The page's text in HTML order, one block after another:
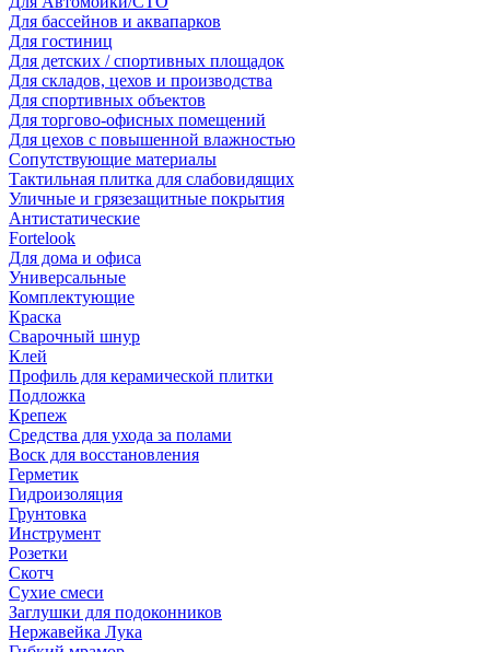
Для бассейнов и аквапарков
Для гостиниц
Для детских / спортивных площадок
Для складов, цехов и производства
Для спортивных объектов
Для торгово-офисных помещений
Для цехов с повышенной влажностью
Сопутствующие материалы
Тактильная плитка для слабовидящих
Уличные и грязезащитные покрытия
Антистатические
Fortelook
Для дома и офиса
Универсальные
Комплектующие
Краска
Сварочный шнур
Клей
Профиль для керамической плитки
Подложка
Крепеж
Средства для ухода за полами
Воск для восстановления
Герметик
Гидроизоляция
Грунтовка
Инструмент
Розетки
Скотч
Сухие смеси
Заглушки для подоконников
Нержавейка Лука